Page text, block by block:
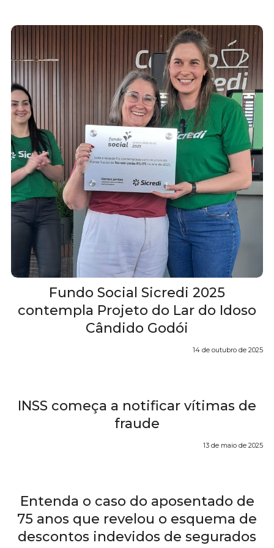
Fundo Social Sicredi 2025
contempla Projeto do Lar do Idoso
Cândido Godói
14 de outubro de 2025
INSS começa a notificar vítimas de
fraude
13 de maio de 2025
Entenda o caso do aposentado de
75 anos que revelou o esquema de
descontos indevidos de segurados